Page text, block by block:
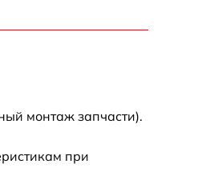
монтаж запчасти).
при